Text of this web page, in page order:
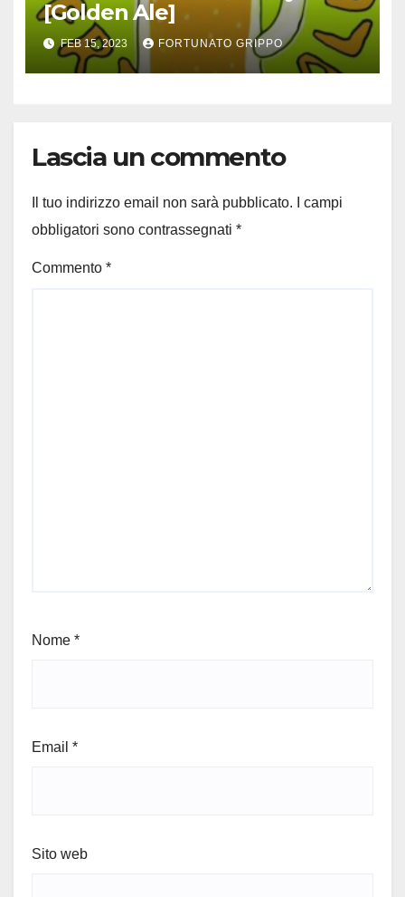
[Golden Ale]
FEB 15, 2023 FORTUNATO GRIPPO
Lascia un commento
Il tuo indirizzo email non sarà pubblicato.
I campi
obbligatori sono contrassegnati *
Commento *
Nome *
Email *
Sito web